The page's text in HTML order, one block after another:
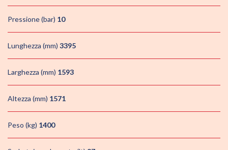
Pressione (bar) 10
Lunghezza (mm) 3395
Larghezza (mm) 1593
Altezza (mm) 1571
Peso (kg) 1400